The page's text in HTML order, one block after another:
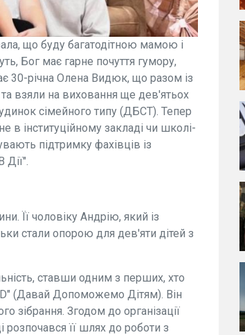
що буду багатодітною мамою і
Бог має гарне почуття гумору,
30-річна Олена Видюк, що разом із
взяли на виховання ще дев'ятьох
сімейного типу (ДБСТ). Тепер
в інституційному закладі чи школі-
підтримку фахівців із
Її чоловіку Андрію, який із
стали опорою для дев'яти дітей з
ставши одним з перших, хто
(Давай Допоможемо Дітям). Він
зібрання. Згодом до організації
розпочався її шлях до роботи з